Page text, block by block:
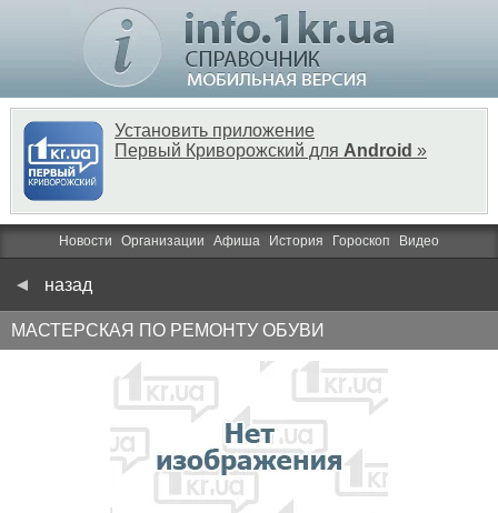
Установить приложение
Первый Криворожский для Android »
Новости Организации Афиша История Гороскоп Видео
назад
МАСТЕРСКАЯ ПО РЕМОНТУ ОБУВИ